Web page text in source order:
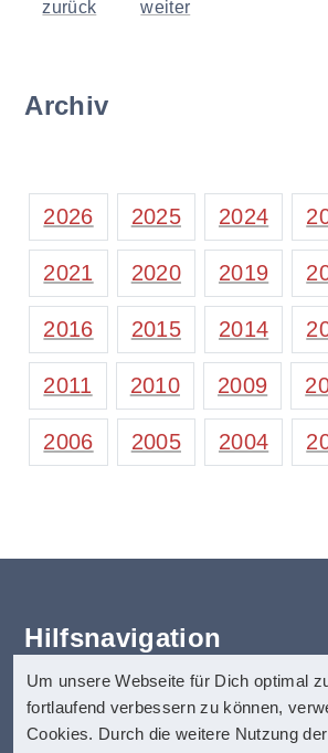
zurück weiter
Archiv
2026 2025 2024
2021 2020 2019
2016 2015 2014
2011 2010 2009
2006 2005 2004
Hilfsnavigation
Erklärung zur Barrierefreiheit
Startseite
Kontakt
anatom5 perception
Um unsere Webseite für Dich optimal
fortlaufend verbessern zu können,
Cookies. Durch die weitere Nutzung